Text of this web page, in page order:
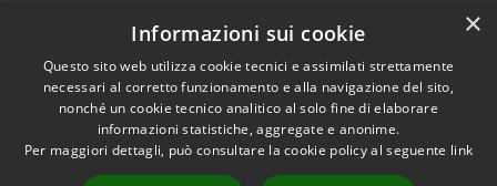
Accessibilità
Privacy
Mappa del sito
Pieve Emanuele • Powered by
Municipium•Accesso
redazione
×
Informazioni sui cookie
Questo sito web utilizza cookie tecnici e assimilati strettamente
necessari al corretto funzionamento e alla navigazione del sito,
nonché un cookie tecnico analitico al solo fine di elaborare
informazioni statistiche, aggregate e anonime.
Per maggiori dettagli, può consultare la cookie policy al seguente link